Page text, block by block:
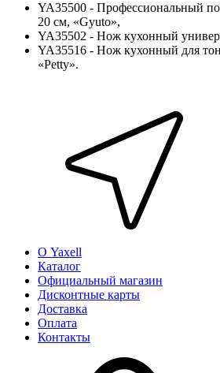
YA35500 - Профессиональный
20 см, «Gyuto»,
YA35502 - Нож кухонный
YA35516 - Нож кухонный для
«Petty».
О Yaxell
Каталог
Официальный магазин
Дисконтные карты
Доставка
Оплата
Контакты